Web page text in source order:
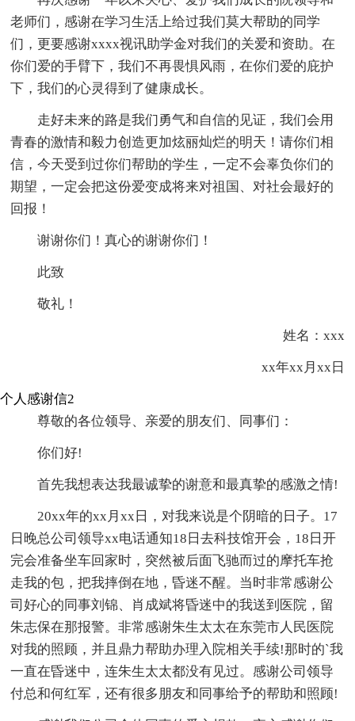
老师们，感谢在学习生活上给过我们莫大帮助的同学
们，更要感谢xxxx视讯助学金对我们的关爱和资助。在
你们爱的手臂下，我们不再畏惧风雨，在你们爱的庇护
下，我们的心灵得到了健康成长。
走好未来的路是我们勇气和自信的见证，我们会用
青春的激情和毅力创造更加炫丽灿烂的明天！请你们相
信，今天受到过你们帮助的学生，一定不会辜负你们的
期望，一定会把这份爱变成将来对祖国、对社会最好的
回报！
谢谢你们！真心的谢谢你们！
此致
敬礼！
姓名：xxx
xx年xx月xx日
个人感谢信2
尊敬的各位领导、亲爱的朋友们、同事们：
你们好!
首先我想表达我最诚挚的谢意和最真挚的感激之情!
20xx年的xx月xx日，对我来说是个阴暗的日子。17
日晚总公司领导xx电话通知18日去科技馆开会，18日开
完会准备坐车回家时，突然被后面飞驰而过的摩托车抢
走我的包，把我摔倒在地，昏迷不醒。当时非常感谢公
司好心的同事刘锦、肖成斌将昏迷中的我送到医院，留
朱志保在那报警。非常感谢朱生太太在东莞市人民医院
对我的照顾，并且鼎力帮助办理入院相关手续!那时的`我
一直在昏迷中，连朱生太太都没有见过。感谢公司领导
付总和何红军，还有很多朋友和同事给予的帮助和照顾!